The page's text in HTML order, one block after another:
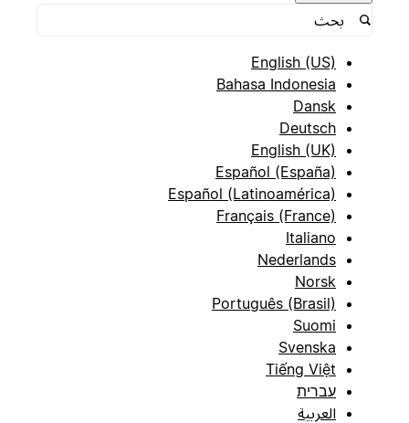
English (US)
Bahasa Indonesia
Dansk
Deutsch
English (UK)
Español (España)
Español (Latinoamérica)
Français (France)
Italiano
Nederlands
Norsk
Português (Brasil)
Suomi
Svenska
Tiếng Việt
עברית
العربية